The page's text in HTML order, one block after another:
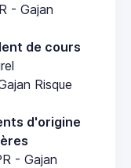
- Gajan
de cours
Risque
d'origine
- Gajan